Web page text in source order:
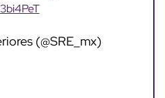
(@SRE_mx)